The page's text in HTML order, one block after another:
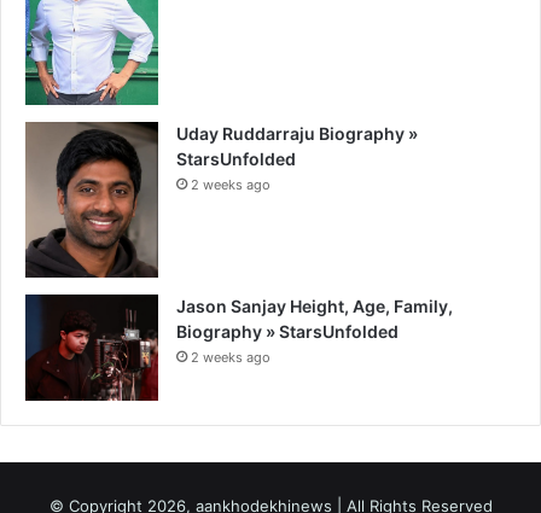
Uday Ruddarraju Biography »
StarsUnfolded
2 weeks ago
Jason Sanjay Height, Age, Family,
Biography » StarsUnfolded
2 weeks ago
© Copyright 2026, aankhodekhinews | All Rights Reserved